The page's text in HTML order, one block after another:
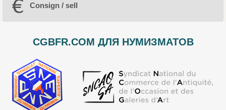
Consign / sell
CGBFR.COM ДЛЯ НУМИЗМАТОВ